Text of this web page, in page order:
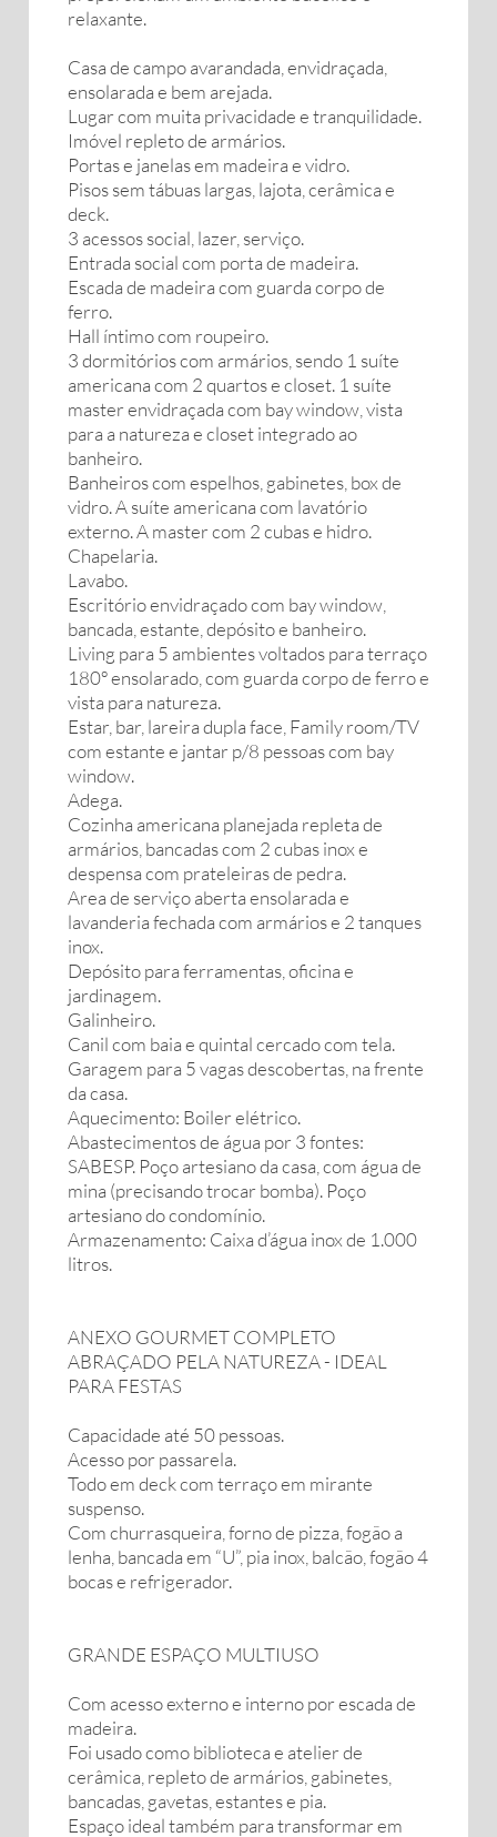
relaxante.
Casa de campo avarandada, envidraçada,
ensolarada e bem arejada.
Lugar com muita privacidade e tranquilidade.
Imóvel repleto de armários.
Portas e janelas em madeira e vidro.
Pisos sem tábuas largas, lajota, cerâmica e
deck.
3 acessos social, lazer, serviço.
Entrada social com porta de madeira.
Escada de madeira com guarda corpo de
ferro.
Hall íntimo com roupeiro.
3 dormitórios com armários, sendo 1 suíte
americana com 2 quartos e closet. 1 suíte
master envidraçada com bay window, vista
para a natureza e closet integrado ao
banheiro.
Banheiros com espelhos, gabinetes, box de
vidro. A suíte americana com lavatório
externo. A master com 2 cubas e hidro.
Chapelaria.
Lavabo.
Escritório envidraçado com bay window,
bancada, estante, depósito e banheiro.
Living para 5 ambientes voltados para terraço
180º ensolarado, com guarda corpo de ferro e
vista para natureza.
Estar, bar, lareira dupla face, Family room/TV
com estante e jantar p/8 pessoas com bay
window.
Adega.
Cozinha americana planejada repleta de
armários, bancadas com 2 cubas inox e
despensa com prateleiras de pedra.
Area de serviço aberta ensolarada e
lavanderia fechada com armários e 2 tanques
inox.
Depósito para ferramentas, oficina e
jardinagem.
Galinheiro.
Canil com baia e quintal cercado com tela.
Garagem para 5 vagas descobertas, na frente
da casa.
Aquecimento: Boiler elétrico.
Abastecimentos de água por 3 fontes:
SABESP. Poço artesiano da casa, com água de
mina (precisando trocar bomba). Poço
artesiano do condomínio.
Armazenamento: Caixa d’água inox de 1.000
litros.
ANEXO GOURMET COMPLETO
ABRAÇADO PELA NATUREZA - IDEAL
PARA FESTAS
Capacidade até 50 pessoas.
Acesso por passarela.
Todo em deck com terraço em mirante
suspenso.
Com churrasqueira, forno de pizza, fogão a
lenha, bancada em “U”, pia inox, balcão, fogão 4
bocas e refrigerador.
GRANDE ESPAÇO MULTIUSO
Com acesso externo e interno por escada de
madeira.
Foi usado como biblioteca e atelier de
cerâmica, repleto de armários, gabinetes,
bancadas, gavetas, estantes e pia.
Espaço ideal também para transformar em